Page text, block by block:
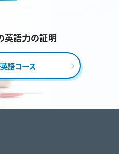
英語力の証明
語コース